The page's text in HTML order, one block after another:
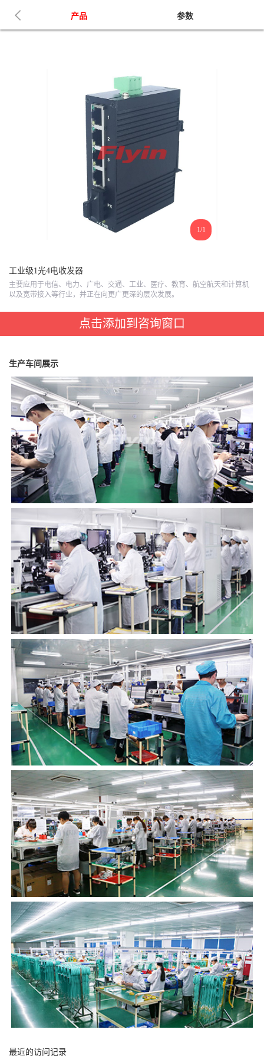
产品 参数
1/1
工业级1光4电收发器
主要应用于电信、电力、广电、交通、工业、医疗、教育、航空航天和计算机
以及宽带接入等行业，并正在向更广更深的层次发展。
点击添加到咨询窗口
生产车间展示
最近的访问记录